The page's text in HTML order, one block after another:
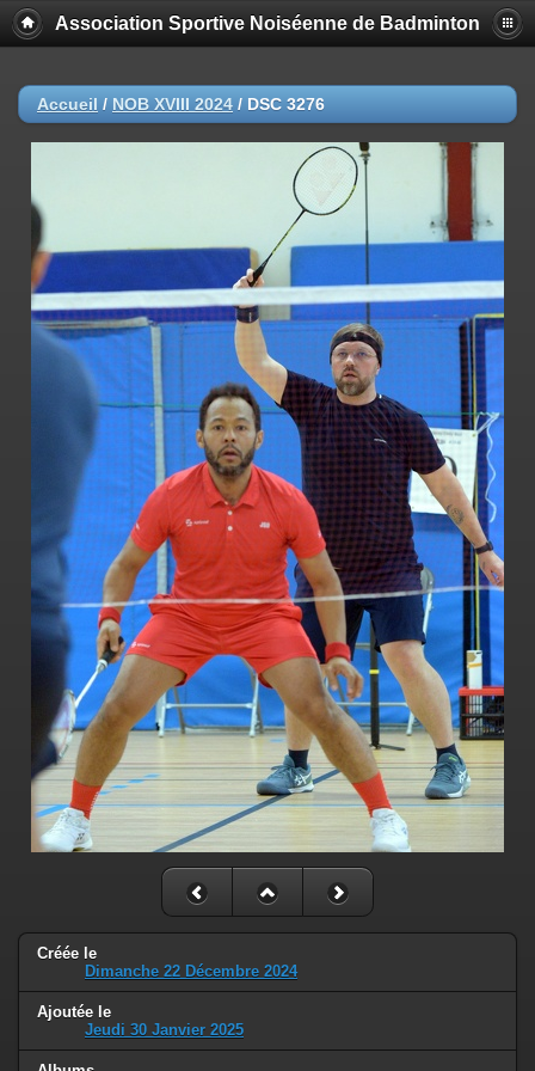
Association Sportive Noiséenne de Badminton
Accueil / NOB XVIII 2024 / DSC 3276
Créée le
Dimanche 22 Décembre 2024
Ajoutée le
Jeudi 30 Janvier 2025